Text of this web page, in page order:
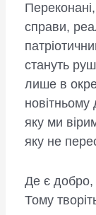
Переконані,
справи,
стануть
лише в
новітньому
яку ми
яку не
Де є добро,
Тому